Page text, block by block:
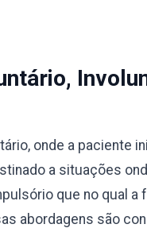
onde a paciente
a situações
que no qual a
abordagens são